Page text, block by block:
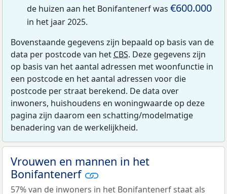
de huizen aan het Bonifantenerf was €600.000
in het jaar 2025.
Bovenstaande gegevens zijn bepaald op basis van de
data per postcode van het CBS. Deze gegevens zijn
op basis van het aantal adressen met woonfunctie in
een postcode en het aantal adressen voor die
postcode per straat berekend. De data over
inwoners, huishoudens en woningwaarde op deze
pagina zijn daarom een schatting/modelmatige
benadering van de werkelijkheid.
Vrouwen en mannen in het
Bonifantenerf
57% van de inwoners in het Bonifantenerf staat als